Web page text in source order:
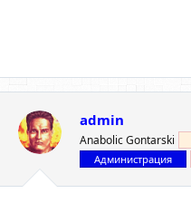
admin
Anabolic Gontarski
Администрация